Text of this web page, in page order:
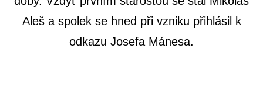
Aleš a spolek se hned při vzniku přihlásil k
odkazu Josefa Mánesa.